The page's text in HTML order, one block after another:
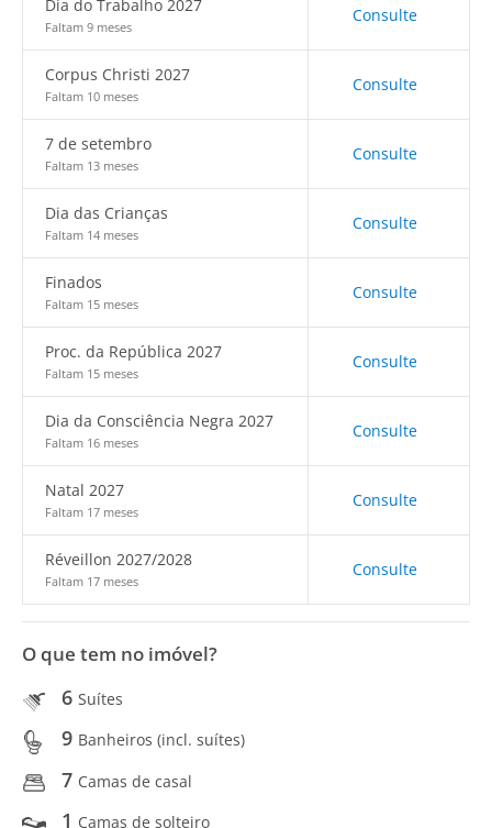
Dia do Trabalho 2027
Faltam 9 meses
Consulte
Corpus Christi 2027
Faltam 10 meses
Consulte
7 de setembro
Faltam 13 meses
Consulte
Dia das Crianças
Faltam 14 meses
Consulte
Finados
Faltam 15 meses
Consulte
Proc. da República 2027
Faltam 15 meses
Consulte
Dia da Consciência Negra 2027
Faltam 16 meses
Consulte
Natal 2027
Faltam 17 meses
Consulte
Réveillon 2027/2028
Faltam 17 meses
Consulte
O que tem no imóvel?
6 Suítes
9 Banheiros (incl. suítes)
7 Camas de casal
1 Camas de solteiro